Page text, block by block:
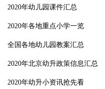
2020年幼儿园课件汇总
2020年各地重点小学一览
全国各地幼儿园教案汇总
2020年北京幼升政策信息汇总
2020年幼升小资讯抢先看